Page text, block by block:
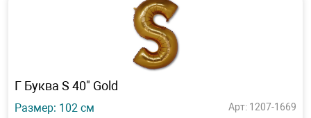
Г Буква S 40" Gold
Размер: 102 см
Арт: 1207-1669